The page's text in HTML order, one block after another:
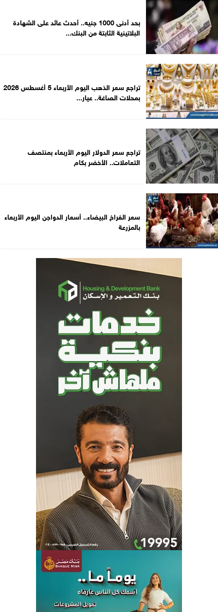
بحد أدنى 1000 جنيه.. أحدث عائد على الشهادة
البلاتينية الثابتة من البنك...
تراجع سعر الذهب اليوم الأربعاء 5 أغسطس 2026
بمحلات الصاغة.. عيار...
تراجع سعر الدولار اليوم الأربعاء بمنتصف
التعاملات.. الأخضر بكام
سعر الفراخ البيضاء.. أسعار الدواجن اليوم الأربعاء
بالمزرعة